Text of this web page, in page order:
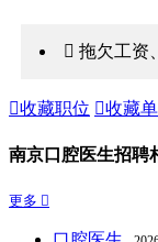
 拖欠工资
收藏职位 收藏
南京口腔医生招聘
更多 